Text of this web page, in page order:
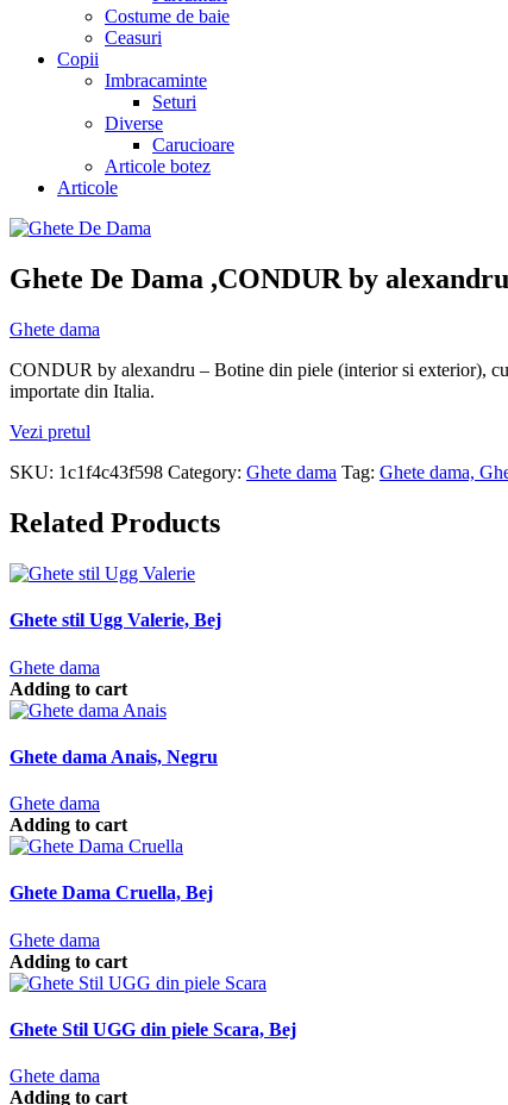
Costume de baie
Ceasuri
Copii
Imbracaminte
Seturi
Diverse
Carucioare
Articole botez
Articole
Ghete De Dama ,CONDUR by
Ghete dama
CONDUR by alexandru – Botine din piele (interior si exterior),
importate din Italia.
Vezi pretul
SKU: 1c1f4c43f598 Category: Ghete dama Tag: Ghete dama,
Related Products
Ghete stil Ugg Valerie, Bej
Ghete dama
Adding to cart
Ghete dama Anais, Negru
Ghete dama
Adding to cart
Ghete Dama Cruella, Bej
Ghete dama
Adding to cart
Ghete Stil UGG din piele Scara, Bej
Ghete dama
Adding to cart